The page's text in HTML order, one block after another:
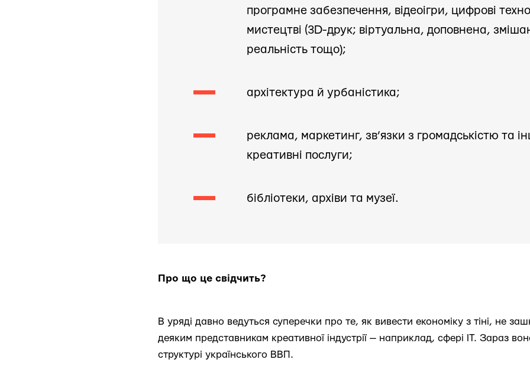
програмне забезпечення, відеоігри, цифрові
мистецтві (3D-друк; віртуальна, доповнена,
реальність тощо);
архітектура й урбаністика;
реклама, маркетинг, зв’язки з громадськістю та
креативні послуги;
бібліотеки, архіви та музеї.
Про що це свідчить?
В уряді давно ведуться суперечки про те, як вивести економіку з тіні, не
деяким представникам креативної індустрії — наприклад, сфері IT. Зараз
структурі українського ВВП.